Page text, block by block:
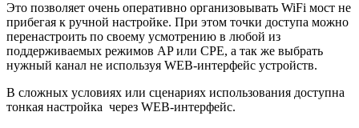
Это позволяет очень оперативно организовывать WiFi мост не
прибегая к ручной настройке. При этом точки доступа можно
перенастроить по своему усмотрению в любой из
поддерживаемых режимов AP или CPE, а так же выбрать
нужный канал не используя WEB-интерфейс устройств.
В сложных условиях или сценариях использования доступна
тонкая настройка через WEB-интерфейс.